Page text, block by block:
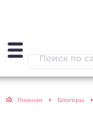
Главная Блогеры